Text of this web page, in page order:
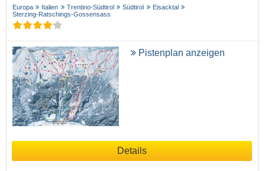
Europa Italien Trentino-Südtirol Südtirol
Eisacktal
Sterzing-Ratschings-Gossensass
Pistenplan anzeigen
Details